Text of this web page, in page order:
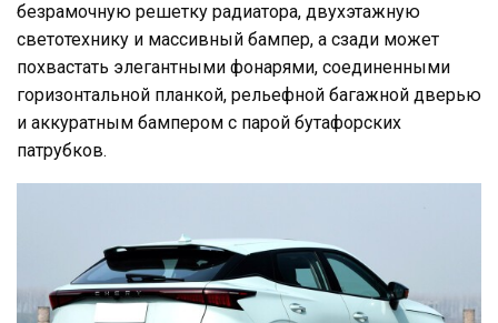
безрамочную решетку радиатора, двухэтажную
светотехнику и массивный бампер, а сзади может
похвастать элегантными фонарями, соединенными
горизонтальной планкой, рельефной багажной дверью
и аккуратным бампером с парой бутафорских
патрубков.